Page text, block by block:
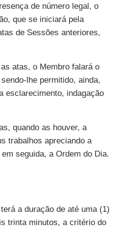
de número legal, o
que se iniciará pela
de Sessões anteriores,
atas, o Membro falará o
lhe permitido, ainda,
esclarecimento, indagação
quando as houver, a
trabalhos apreciando a
seguida, a Ordem do Dia.
a duração de até uma (1)
trinta minutos, a critério do